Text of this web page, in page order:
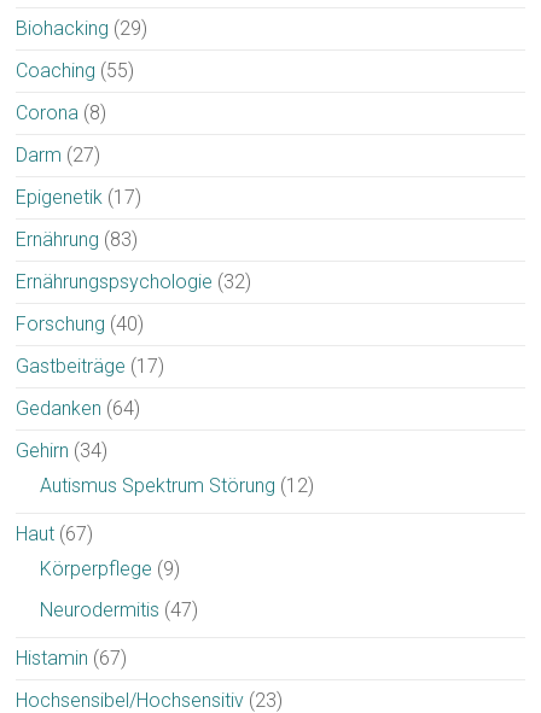
Biohacking (29)
Coaching (55)
Corona (8)
Darm (27)
Epigenetik (17)
Ernährung (83)
Ernährungspsychologie (32)
Forschung (40)
Gastbeiträge (17)
Gedanken (64)
Gehirn (34)
Autismus Spektrum Störung (12)
Haut (67)
Körperpflege (9)
Neurodermitis (47)
Histamin (67)
Hochsensibel/Hochsensitiv (23)